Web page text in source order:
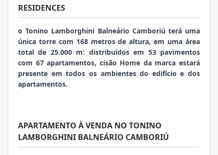
RESIDENCES
o Tonino Lamborghini Balneário Camboriú terá uma
única torre com 168 metros de altura, em uma área
total de 25.000 m: distribuídos em 53 pavimentos
com 67 apartamentos, cisão Home da marca estará
presente em todos os ambientes do edifício e dos
apartamentos.
APARTAMENTO À VENDA NO TONINO
LAMBORGHINI BALNEÁRIO CAMBORIÚ